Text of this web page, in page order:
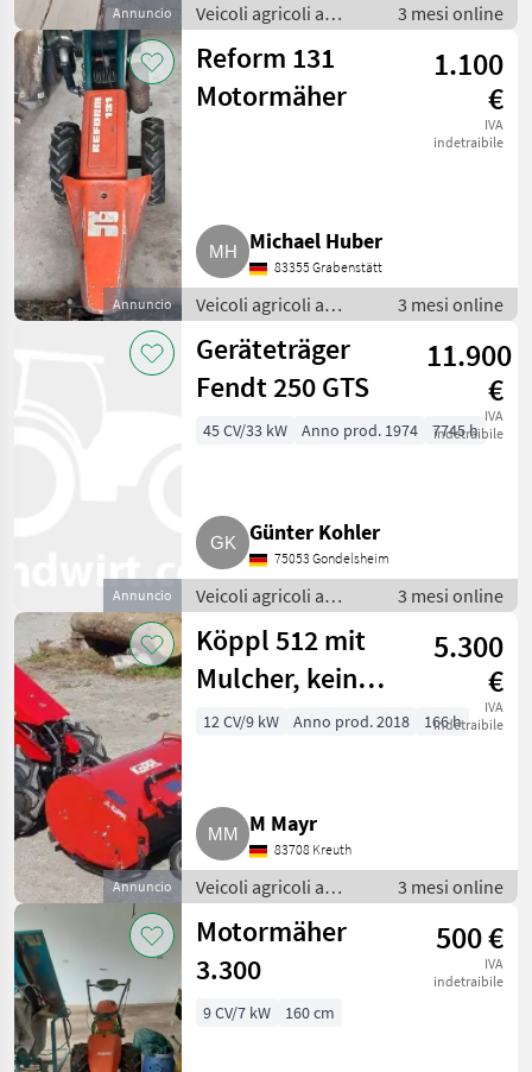
Annuncio
Veicoli agricoli a
motore /
Motofalciatrici/motofresatrici
3 mesi online
Annuncio
Reform 131
Motormäher
1.100
€
IVA
indetraibile
Michael Huber
83355 Grabenstätt
Veicoli agricoli a
motore /
Motofalciatrici/motofresatrici
3 mesi online
Annuncio
Geräteträger
Fendt 250 GTS
11.900
€
IVA
indetraibile
45 CV/33 kW Anno prod. 1974 7745 h
Günter Kohler
75053 Gondelsheim
Veicoli agricoli a
motore /
Motofalciatrici/motofresatrici
3 mesi online
Annuncio
Köppl 512 mit
Mulcher, kein
Aebi, Reform,
5.300
€
IVA
indetraibile
12 CV/9 kW Anno prod. 2018 166 h
M Mayr
83708 Kreuth
Veicoli agricoli a
motore /
Motofalciatrici/motofresatrici
3 mesi online
Motormäher
3.300
500 €
IVA
indetraibile
9 CV/7 kW 160 cm